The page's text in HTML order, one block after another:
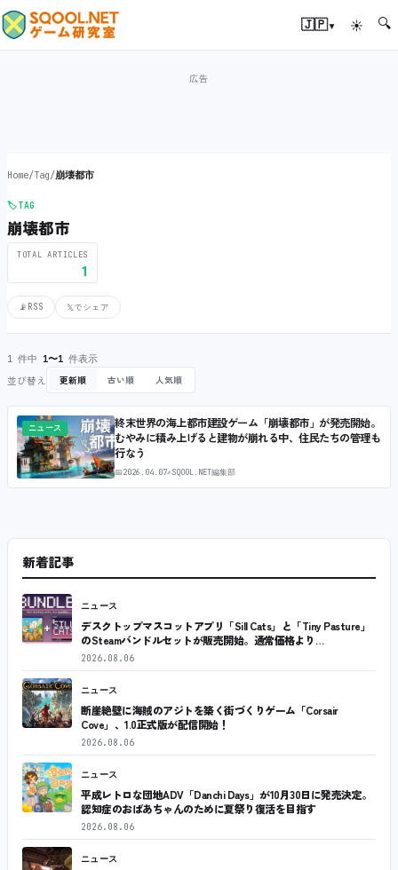
🇯🇵▾ ☀ 🔍
Home/Tag/崩壊都市
🏷️TAG
崩壊都市
TOTAL ARTICLES
1
📡 RSS 𝕏でシェア
1 件中 1〜1 件表示
並び替え 更新順 古い順 人気順
ニュース
終末世界の海上都市建設ゲーム「崩壊都市」が発売開始。
むやみに積み上げると建物が崩れる中、住民たちの管理も
行なう
📅2026.04.07✍SQOOL.NET編集部
新着記事
ニュース
デスクトップマスコットアプリ「Sill Cats」と「Tiny Pasture」
のSteamバンドルセットが販売開始。通常価格より…
2026.08.06
ニュース
断崖絶壁に海賊のアジトを築く街づくりゲーム「Corsair
Cove」、1.0正式版が配信開始！
2026.08.06
ニュース
平成レトロな団地ADV「Danchi Days」が10月30日に発売決定。
認知症のおばあちゃんのために夏祭り復活を目指す
2026.08.06
ニュース